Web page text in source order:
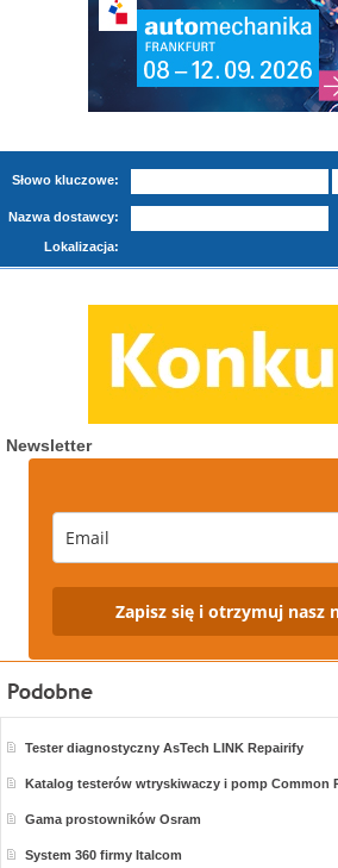
Słowo kluczowe:
Nazwa dostawcy:
Lokalizacja:
Newsletter
Zapisz się i otrzymuj nasz
Tester diagnostyczny AsTech LINK Repairify
Katalog testerów wtryskiwaczy i pomp Common
Gama prostowników Osram
System 360 firmy Italcom